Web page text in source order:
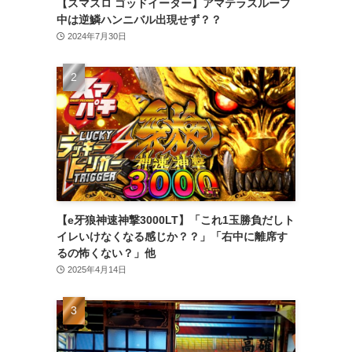
【スマスロ ゴッドイーター】アマテラスループ
中は逆鱗ハンニバル出現せず？？
2024年7月30日
【e牙狼神速神撃3000LT】「これ1玉勝負だしト
イレいけなくなる感じか？？」「右中に離席す
るの怖くない？」他
2025年4月14日